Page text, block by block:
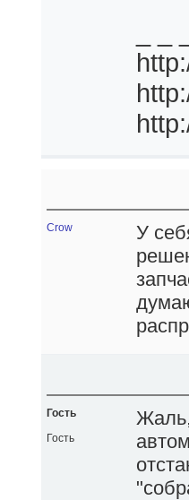
Crow
У
Гость
Гость